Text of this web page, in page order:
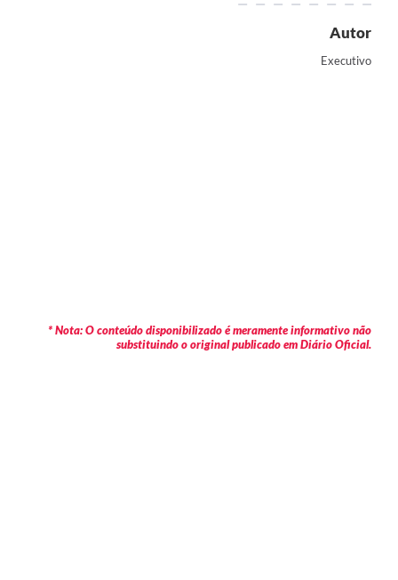
Autor
Executivo
* Nota: O conteúdo disponibilizado é meramente informativo não
substituindo o original publicado em Diário Oficial.